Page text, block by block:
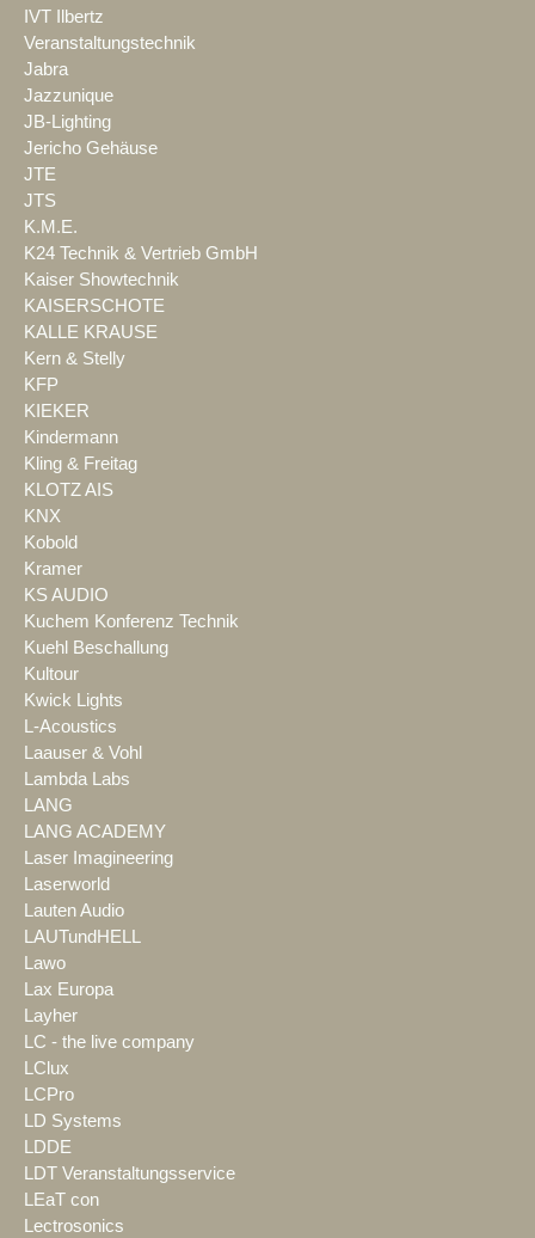
IVT Ilbertz
Veranstaltungstechnik
Jabra
Jazzunique
JB-Lighting
Jericho Gehäuse
JTE
JTS
K.M.E.
K24 Technik & Vertrieb GmbH
Kaiser Showtechnik
KAISERSCHOTE
KALLE KRAUSE
Kern & Stelly
KFP
KIEKER
Kindermann
Kling & Freitag
KLOTZ AIS
KNX
Kobold
Kramer
KS AUDIO
Kuchem Konferenz Technik
Kuehl Beschallung
Kultour
Kwick Lights
L-Acoustics
Laauser & Vohl
Lambda Labs
LANG
LANG ACADEMY
Laser Imagineering
Laserworld
Lauten Audio
LAUTundHELL
Lawo
Lax Europa
Layher
LC - the live company
LClux
LCPro
LD Systems
LDDE
LDT Veranstaltungsservice
LEaT con
Lectrosonics